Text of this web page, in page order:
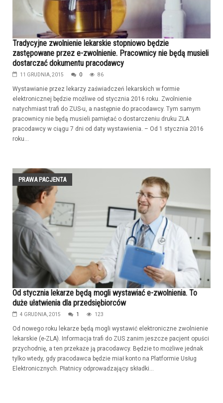
Tradycyjne zwolnienie lekarskie stopniowo będzie
zastępowane przez e-zwolnienie. Pracownicy nie będą musieli
dostarczać dokumentu pracodawcy
11 GRUDNIA, 2015 0 86
Wystawianie przez lekarzy zaświadczeń lekarskich w formie
elektronicznej będzie możliwe od stycznia 2016 roku. Zwolnienie
natychmiast trafi do ZUS-u, a następnie do pracodawcy. Tym samym
pracownicy nie będą musieli pamiętać o dostarczeniu druku ZLA
pracodawcy w ciągu 7 dni od daty wystawienia. – Od 1 stycznia 2016
roku...
PRAWA PACJENTA
Od stycznia lekarze będą mogli wystawiać e-zwolnienia. To
duże ułatwienia dla przedsiębiorców
4 GRUDNIA, 2015 1 123
Od nowego roku lekarze będą mogli wystawić elektroniczne zwolnienie
lekarskie (e-ZLA). Informacja trafi do ZUS zanim jeszcze pacjent opuści
przychodnię, a ten przekaże ją pracodawcy. Będzie to możliwe jednak
tylko wtedy, gdy pracodawca będzie miał konto na Platformie Usług
Elektronicznych. Płatnicy odprowadzający składki...